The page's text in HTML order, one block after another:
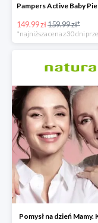
149.99 zł159.99 zł*
Pomysł na dzień Mamy.